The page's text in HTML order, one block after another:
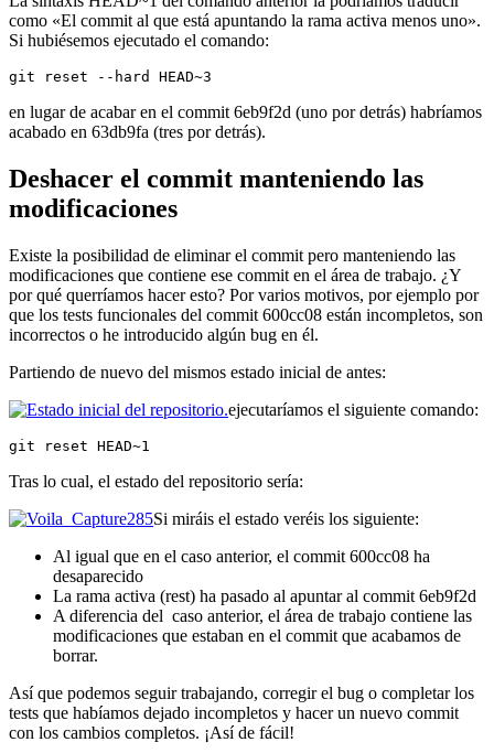
como «El commit al que está apuntando la rama activa menos uno».
Si hubiésemos ejecutado el comando:
git reset --hard HEAD~3
en lugar de acabar en el commit 6eb9f2d (uno por detrás) habríamos
acabado en 63db9fa (tres por detrás).
Deshacer el commit manteniendo las
modificaciones
Existe la posibilidad de eliminar el commit pero manteniendo las
modificaciones que contiene ese commit en el área de trabajo. ¿Y
por qué querríamos hacer esto? Por varios motivos, por ejemplo por
que los tests funcionales del commit 600cc08 están incompletos, son
incorrectos o he introducido algún bug en él.
Partiendo de nuevo del mismos estado inicial de antes:
ejecutaríamos el siguiente comando:
git reset HEAD~1
Tras lo cual, el estado del repositorio sería:
Si miráis el estado veréis los siguiente:
Al igual que en el caso anterior, el commit 600cc08 ha
desaparecido
La rama activa (rest) ha pasado al apuntar al commit 6eb9f2d
A diferencia del caso anterior, el área de trabajo contiene las
modificaciones que estaban en el commit que acabamos de
borrar.
Así que podemos seguir trabajando, corregir el bug o completar los
tests que habíamos dejado incompletos y hacer un nuevo commit
con los cambios completos. ¡Así de fácil!